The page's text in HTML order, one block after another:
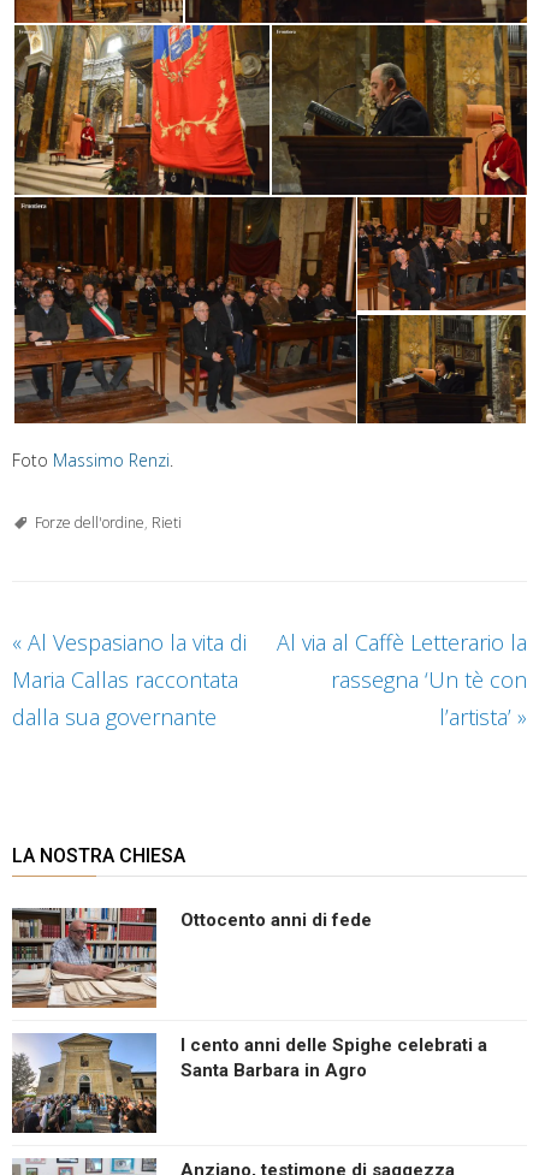
Foto Massimo Renzi
Forze dell'ordine, Rieti
« Al Vespasiano la vita di
Maria Callas raccontata
dalla sua governante
Al via al Caffè Letterario la
rassegna ‘Un tè con
l’artista’ »
LA NOSTRA CHIESA
Ottocento anni di fede
I cento anni delle Spighe celebrati a
Santa Barbara in Agro
Anziano, testimone di saggezza